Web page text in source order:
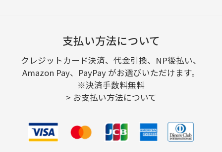
支払い方法について
クレジットカード決済、代金引換、NP後払い、
Amazon Pay、PayPay がお選びいただけます。
※決済手数料無料
> お支払い方法について